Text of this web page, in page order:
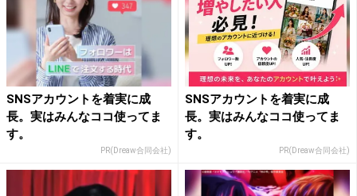
SNSアカウントを着実に成
長。実はみんなココ使ってま
す。
PR(Dreaw合同会社)
SNSアカウントを着実に成
長。実はみんなココ使ってま
す。
PR(Dreaw合同会社)